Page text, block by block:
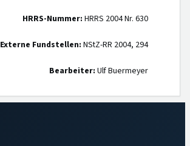
HRRS-Nummer: HRRS 2004 Nr. 630
Externe Fundstellen: NStZ-RR 2004, 294
Bearbeiter: Ulf Buermeyer